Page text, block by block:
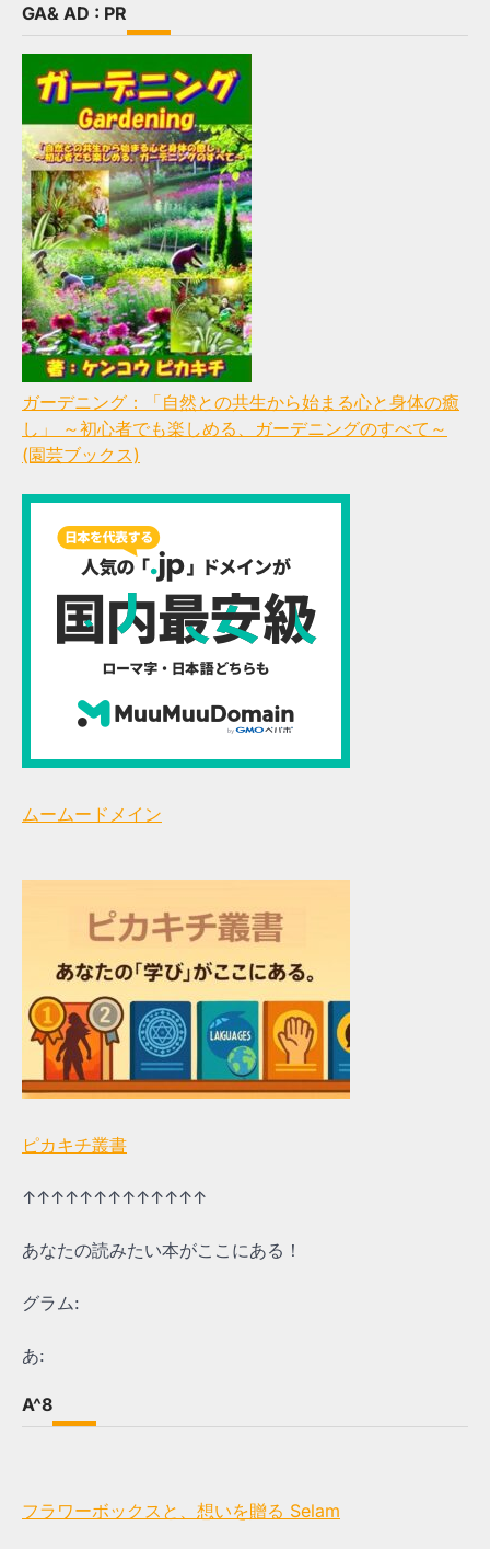
GA& AD : PR
ガーデニング：「自然との共生から始まる心と身体の癒
し」 ～初心者でも楽しめる、ガーデニングのすべて～
(園芸ブックス)
ムームードメイン
ピカキチ叢書
↑↑↑↑↑↑↑↑↑↑↑↑↑
あなたの読みたい本がここにある！
グラム:
あ:
A^8
フラワーボックスと、想いを贈る Selam